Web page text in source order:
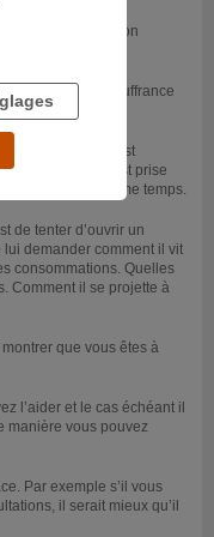
mari concernant son
et source de souffrance
d’arrêter est
la personne est prise
en même temps.
de tenter d’ouvrir un
demander comment il vit
consommations. Quelles
Comment il se projette à
que vous êtes à
l’aider et le cas échéant il
manière vous pouvez
Par exemple s’il vous
il serait mieux qu’il